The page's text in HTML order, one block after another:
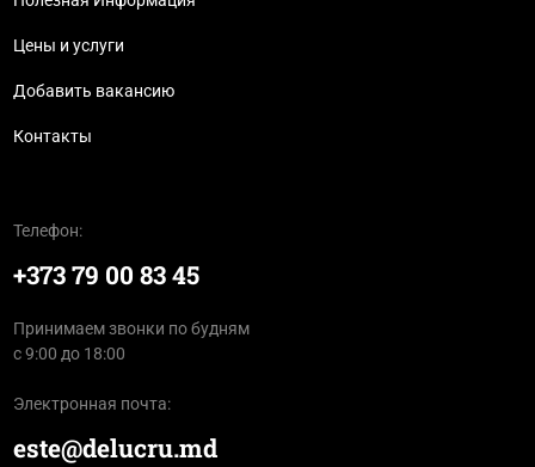
Цены и услуги
Добавить вакансию
Контакты
Телефон:
+373 79 00 83 45
Принимаем звонки по будням
с 9:00 до 18:00
Электронная почта:
este@delucru.md